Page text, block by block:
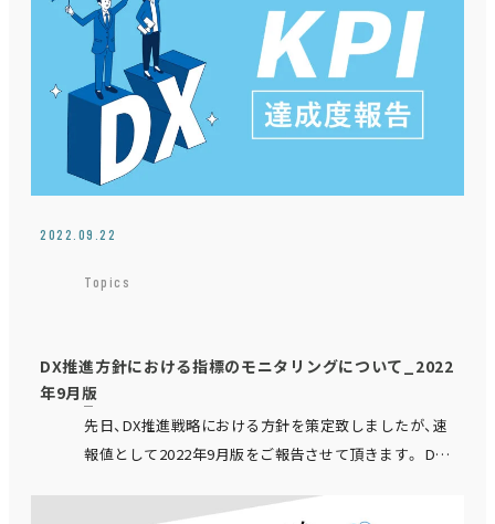
2022.09.22
Topics
DX推進方針における指標のモニタリングについて_2022
年9月版
先日、DX推進戦略における方針を策定致しましたが、速
報値として2022年9月版をご報告させて頂きます。 DX
指標として大き…